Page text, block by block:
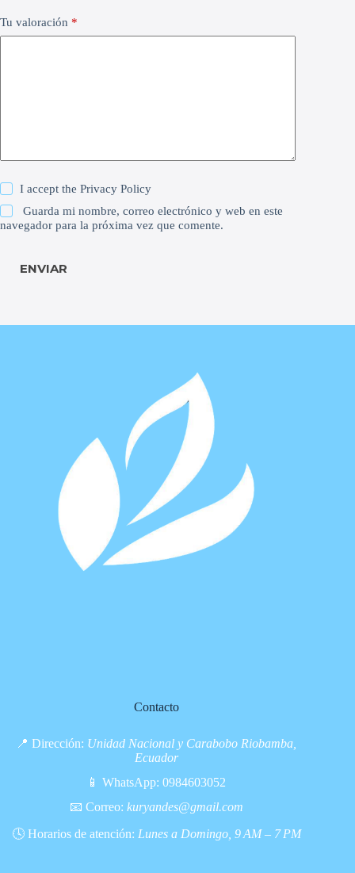
Tu valoración *
I accept thePrivacy Policy
Guarda mi nombre, correo electrónico y web en este
navegador para la próxima vez que comente.
ENVIAR
Contacto
📍 Dirección: Unidad Nacional y Carabobo Riobamba,
Ecuador
📱 WhatsApp:0984603052
📧 Correo: kuryandes@gmail.com
🕓 Horarios de atención: Lunes a Domingo, 9 AM – 7 PM